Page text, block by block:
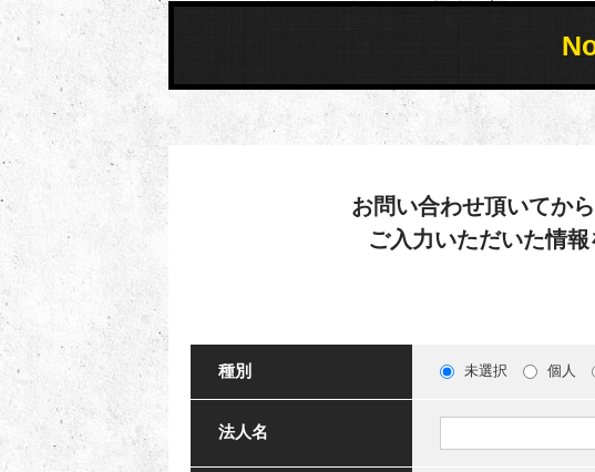
お問い合わせ頂いてか
ご入力いただいた情
種別 未選択 個人
法人名